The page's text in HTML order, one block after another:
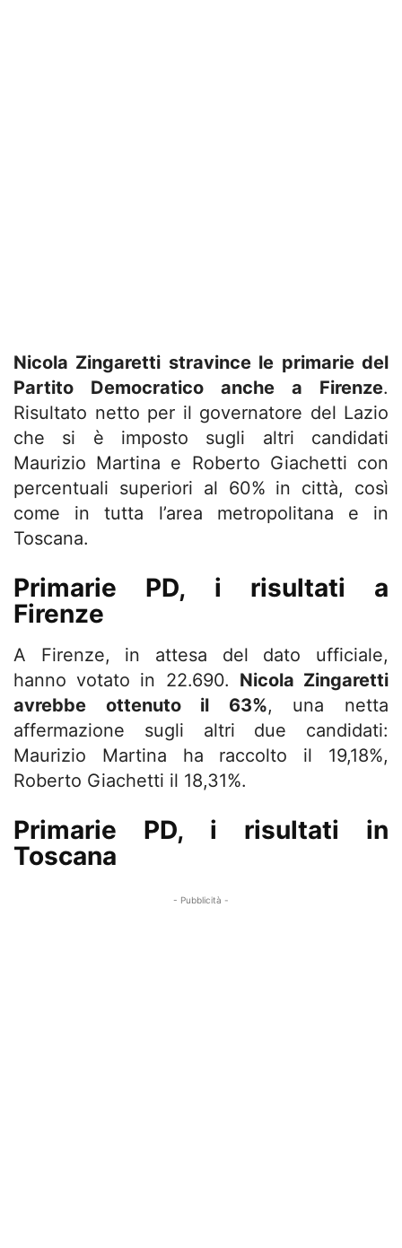
Nicola Zingaretti stravince le primarie del
Partito Democratico anche a Firenze.
Risultato netto per il governatore del Lazio
che si è imposto sugli altri candidati
Maurizio Martina e Roberto Giachetti con
percentuali superiori al 60% in città, così
come in tutta l’area metropolitana e in
Toscana.
Primarie PD, i risultati a
Firenze
A Firenze, in attesa del dato ufficiale,
hanno votato in 22.690. Nicola Zingaretti
avrebbe ottenuto il 63%, una netta
affermazione sugli altri due candidati:
Maurizio Martina ha raccolto il 19,18%,
Roberto Giachetti il 18,31%.
Primarie PD, i risultati in
Toscana
- Pubblicità -